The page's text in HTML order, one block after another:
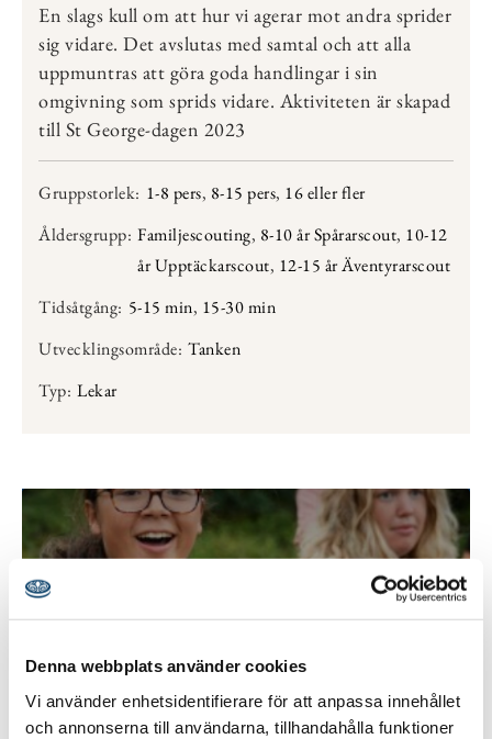
Denna webbplats använder cookies
Vi använder enhetsidentifierare för att anpassa innehållet
och annonserna till användarna, tillhandahålla funktioner
En slags kull om att hur vi agerar mot andra sprider
sig vidare. Det avslutas med samtal och att alla
uppmuntras att göra goda handlingar i sin
omgivning som sprids vidare. Aktiviteten är skapad
till St George-dagen 2023
Gruppstorlek: 1-8 pers, 8-15 pers, 16 eller fler
Åldersgrupp: Familjescouting, 8-10 år Spårarscout, 10-12
år Upptäckarscout, 12-15 år Äventyrarscout
Tidsåtgång: 5-15 min, 15-30 min
Utvecklingsområde: Tanken
Typ: Lekar